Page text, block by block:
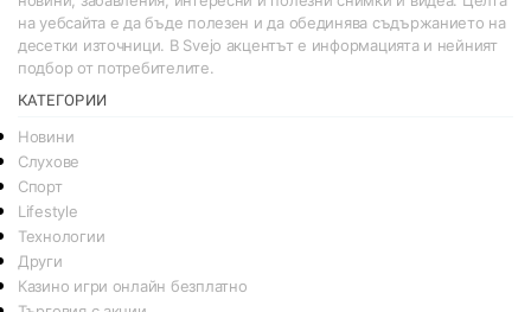
на уебсайта е да бъде полезен и да обединява съдържанието на
десетки източници. В Svejo акцентът е информацията и нейният
подбор от потребителите.
КАТЕГОРИИ
Новини
Слухове
Спорт
Lifestyle
Технологии
Други
Казино игри онлайн безплатно